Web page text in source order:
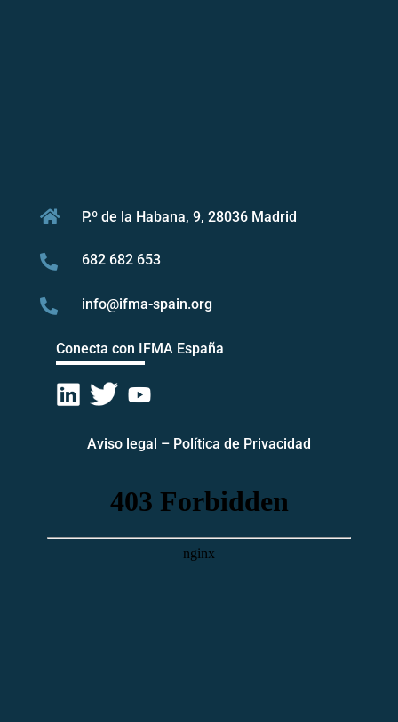
 P.º de la Habana, 9, 28036 Madrid
 682 682 653
 info@ifma-spain.org
Conecta con IFMA España
Aviso legal – Política de Privacidad